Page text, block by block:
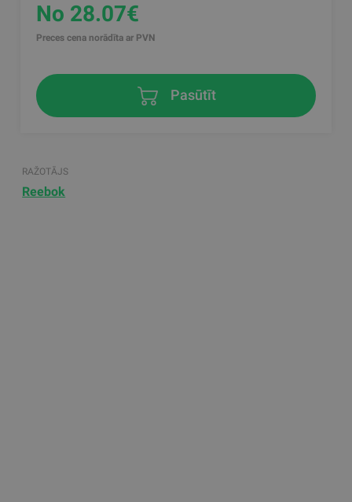
No 28.07€
Preces cena norādīta ar PVN
Pasūtīt
RAŽOTĀJS
Reebok